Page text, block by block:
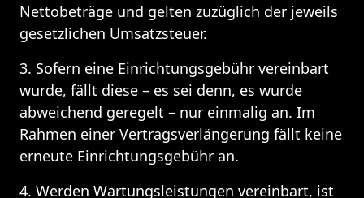
Nettobeträge und gelten zuzüglich der jeweils
gesetzlichen Umsatzsteuer.
3. Sofern eine Einrichtungsgebühr vereinbart
wurde, fällt diese – es sei denn, es wurde
abweichend geregelt – nur einmalig an. Im
Rahmen einer Vertragsverlängerung fällt keine
erneute Einrichtungsgebühr an.
4. Werden Wartungsleistungen vereinbart, ist